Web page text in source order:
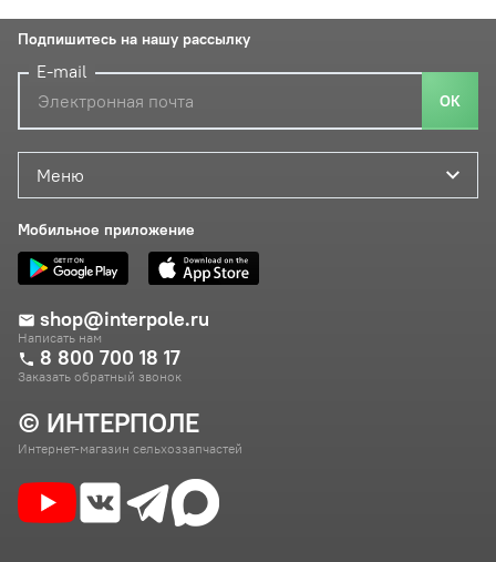
© ИНТЕРПОЛЕ
Интернет-магазин сельхоззапчастей
Меню
Мобильное приложение
shop@interpole.ru
Написать нам
8 800 700 18 17
Заказать обратный звонок
Подпишитесь на нашу рассылку
E-mail
ОК